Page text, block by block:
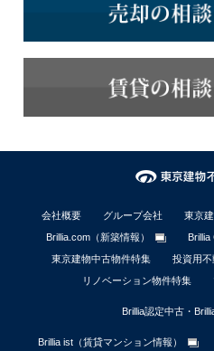
会社概要 グループ会社
東京
Brillia.com（新築情報）
東京建物中古物件特集
投資用
リノベーション物件特集
Brillia認定中古・
Brillia ist（賃貸マンション情報）